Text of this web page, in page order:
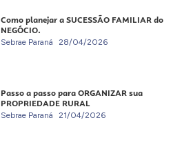
Como planejar a SUCESSÃO FAMILIAR do
NEGÓCIO.
Sebrae Paraná 28/04/2026
Passo a passo para ORGANIZAR sua
PROPRIEDADE RURAL
Sebrae Paraná 21/04/2026